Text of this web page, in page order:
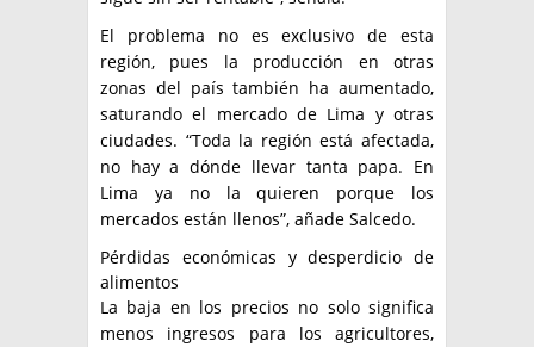
El problema no es exclusivo de esta
región, pues la producción en otras
zonas del país también ha aumentado,
saturando el mercado de Lima y otras
ciudades. “Toda la región está afectada,
no hay a dónde llevar tanta papa. En
Lima ya no la quieren porque los
mercados están llenos”, añade Salcedo.
Pérdidas económicas y desperdicio de
alimentos
La baja en los precios no solo significa
menos ingresos para los agricultores,